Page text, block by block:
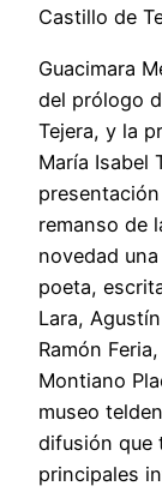
Castillo de
Guacimara
del prólogo
Tejera, y la
María Isabel
remanso de
novedad
poeta,
Lara,
Ramón
Montiano
museo
difusión que
principales